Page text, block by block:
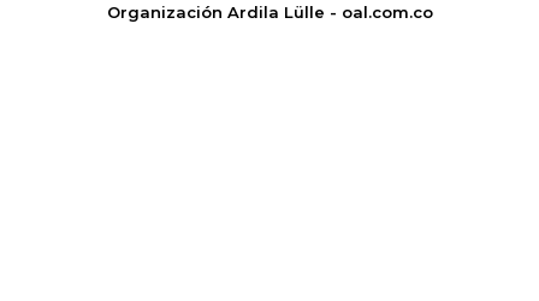
Organización Ardila Lülle - oal.com.co